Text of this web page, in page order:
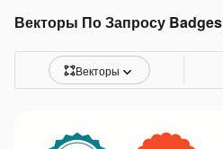
Векторы По Запросу Badges
Векторы